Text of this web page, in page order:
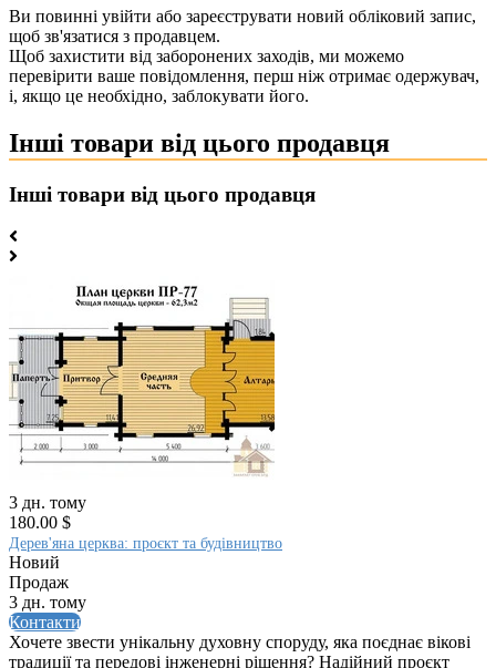
Ви повинні увійти або зареєструвати новий обліковий запис,
щоб зв'язатися з продавцем.
Щоб захистити від заборонених заходів, ми можемо
перевірити ваше повідомлення, перш ніж отримає одержувач,
і, якщо це необхідно, заблокувати його.
Інші товари від цього продавця
Інші товари від цього продавця
3 дн. тому
180.00 $
Дерев'яна церква: проєкт та будівництво
Новий
Продаж
3 дн. тому
Контакти
Хочете звести унікальну духовну споруду, яка поєднає вікові
традиції та передові інженерні рішення? Надійний проєкт